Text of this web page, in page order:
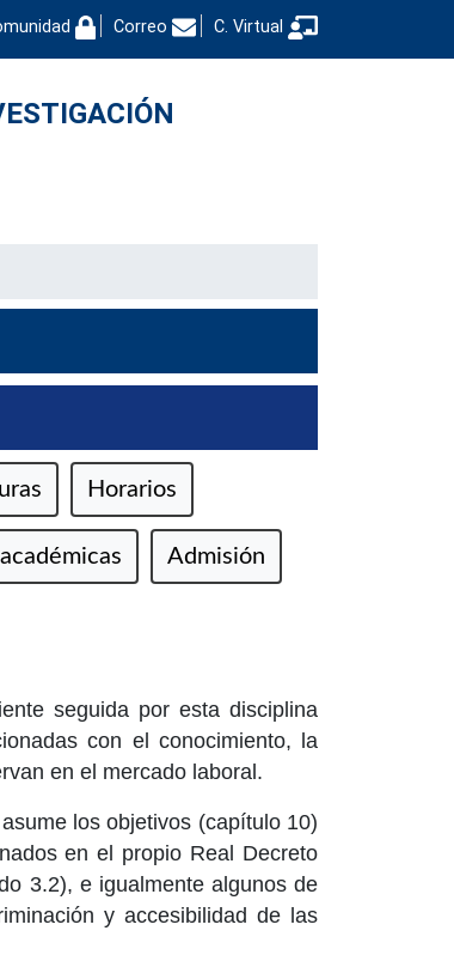
Correo C. Virtual
Horarios
Admisión
seguida por esta disciplina
con el conocimiento, la
en el mercado laboral.
los objetivos (capítulo 10)
en el propio Real Decreto
3.2), e igualmente algunos de
y accesibilidad de las